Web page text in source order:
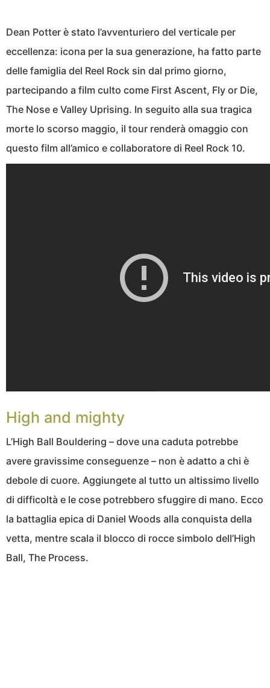
Dean Potter è stato l’avventuriero del verticale per
eccellenza: icona per la sua generazione, ha fatto parte
delle famiglia del Reel Rock sin dal primo giorno,
partecipando a film culto come First Ascent, Fly or Die,
The Nose e Valley Uprising. In seguito alla sua tragica
morte lo scorso maggio, il tour renderà omaggio con
questo film all’amico e collaboratore di Reel Rock 10.
High and mighty
L’High Ball Bouldering – dove una caduta potrebbe
avere gravissime conseguenze – non è adatto a chi è
debole di cuore. Aggiungete al tutto un altissimo livello
di difficoltà e le cose potrebbero sfuggire di mano. Ecco
la battaglia epica di Daniel Woods alla conquista della
vetta, mentre scala il blocco di rocce simbolo dell’High
Ball, The Process.